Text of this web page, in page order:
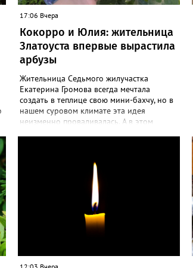
17:06 Вчера
Кокорро и Юлия: жительница
Златоуста впервые вырастила
арбузы
Жительница Седьмого жилучастка
Екатерина Громова всегда мечтала
создать в теплице свою мини-бахчу, но в
нашем суровом климате эта идея
неизменно проваливалась. А в этом
полакомиться пусть маленьким, но своим
арбузиком, всё мимо: вырастали до
размера бобов и отваливались, -
поделилась со «Златоуст.инфо» садовод.
– В этом году посадила сорт так
называемых северных арбузов – «Юлия»,
а также «Коккоро» (он жёлтый и, говорят,